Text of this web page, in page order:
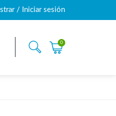
/ Iniciar sesión
0